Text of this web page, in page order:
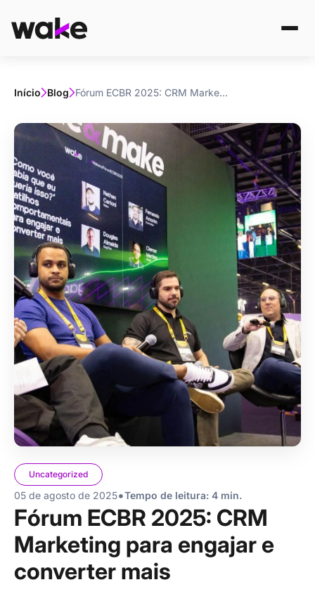
Início Blog Fórum ECBR 2025: CRM Marketing para engajar e converter mais
Uncategorized
05 de agosto de 2025•Tempo de leitura: 4 min.
Fórum ECBR 2025: CRM
Marketing para engajar e
converter mais